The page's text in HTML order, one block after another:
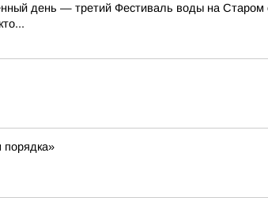
день — третий Фестиваль воды на
порядка»